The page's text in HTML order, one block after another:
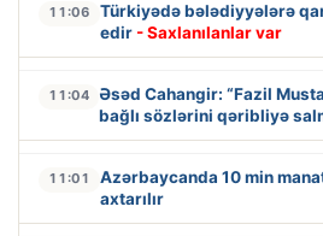
11:06
Türkiyədə bələdiyyələrə
edir - Saxlanılanlar var
11:04
Əsəd Cahangir: “Fazil
bağlı sözlərini qəribliyə
11:01
Azərbaycanda 10 min
axtarılır